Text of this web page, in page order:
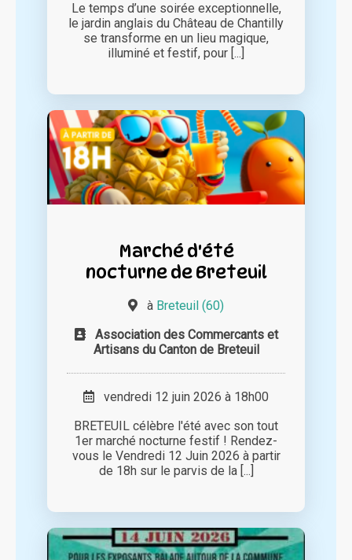
Le temps d’une soirée exceptionnelle,
le jardin anglais du Château de Chantilly
se transforme en un lieu magique,
illuminé et festif, pour [...]
Marché d'été
nocturne de Breteuil
à Breteuil (60)
Association des Commercants et
Artisans du Canton de Breteuil
vendredi 12 juin 2026 à 18h00
BRETEUIL célèbre l'été avec son tout
1er marché nocturne festif ! Rendez-
vous le Vendredi 12 Juin 2026 à partir
de 18h sur le parvis de la [...]